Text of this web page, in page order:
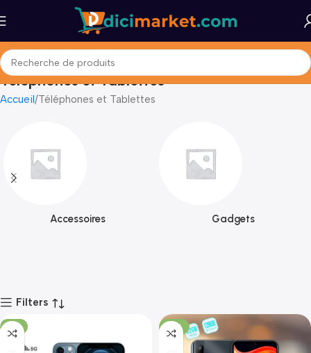
Téléphones et Tablettes
Accueil Téléphones et Tablettes
Accessoires Gadgets
Filters
-11% -19%